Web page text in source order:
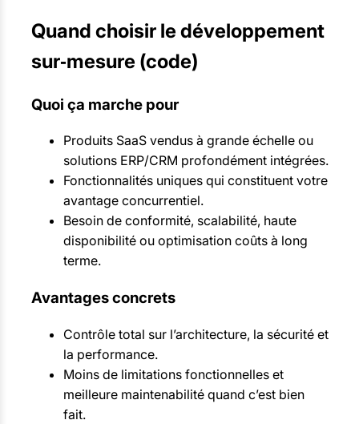
Quand choisir le développement
sur‑mesure (code)
Quoi ça marche pour
Produits SaaS vendus à grande échelle ou
solutions ERP/CRM profondément intégrées.
Fonctionnalités uniques qui constituent votre
avantage concurrentiel.
Besoin de conformité, scalabilité, haute
disponibilité ou optimisation coûts à long
terme.
Avantages concrets
Contrôle total sur l’architecture, la sécurité et
la performance.
Moins de limitations fonctionnelles et
meilleure maintenabilité quand c’est bien
fait.